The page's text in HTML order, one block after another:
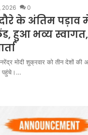
2026 0
के अंतिम पड़ाव
हुआ भव्य
मोदी शुक्रवार को तीन देशों की
पहुंचे।…